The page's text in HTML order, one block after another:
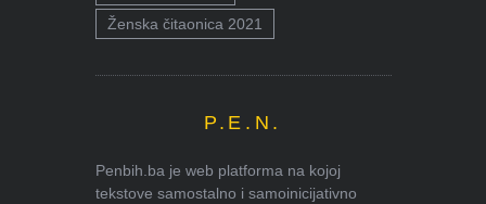
Ženska čitaonica 2021
P.E.N.
Penbih.ba je web platforma na kojoj
tekstove samostalno i samoinicijativno